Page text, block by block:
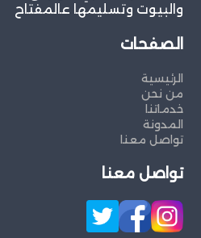
والبيوت وتسليمها عالمفتاح
الصفحات
الرئيسية
من نحن
خدماتنا
المدونة
تواصل معنا
تواصل معنا